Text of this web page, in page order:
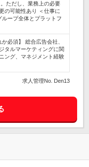
ただし、業務上の必要
の可能性あり ＜仕事に
ープ全体とプラットフ
必須】 総合広告会社、
タルマーケティングに関
ング、マネジメント経験
求人管理No. Den13